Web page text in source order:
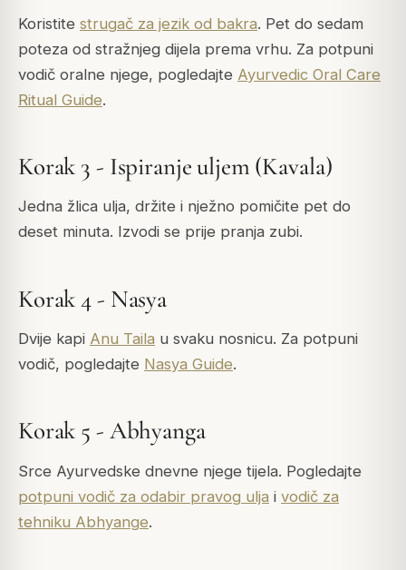
Koristite strugač za jezik od bakra. Pet do sedam
poteza od stražnjeg dijela prema vrhu. Za potpuni
vodič oralne njege, pogledajte Ayurvedic Oral Care
Ritual Guide.
Korak 3 - Ispiranje uljem (Kavala)
Jedna žlica ulja, držite i nježno pomičite pet do
deset minuta. Izvodi se prije pranja zubi.
Korak 4 - Nasya
Dvije kapi Anu Taila u svaku nosnicu. Za potpuni
vodič, pogledajte Nasya Guide.
Korak 5 - Abhyanga
Srce Ayurvedske dnevne njege tijela. Pogledajte
potpuni vodič za odabir pravog ulja i vodič za
tehniku Abhyange.